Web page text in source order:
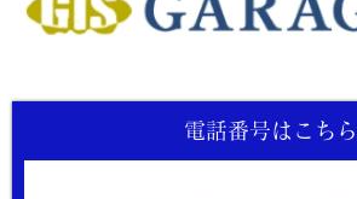
電話番号はこちら